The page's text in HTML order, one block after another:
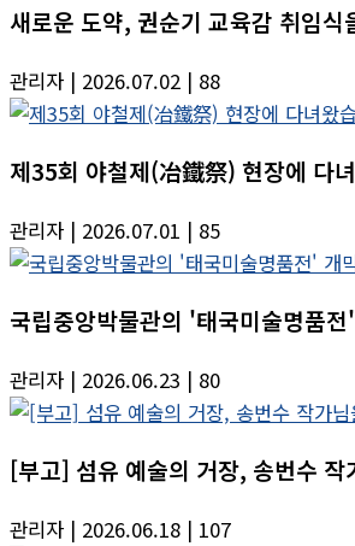
새로운 도약, 권순기 교육감 취임식
관리자 | 2026.07.02 | 88
제35회 야철제(冶鐵祭) 현장에 다
관리자 | 2026.07.01 | 85
국립중앙박물관의 '태국미술명품
관리자 | 2026.06.23 | 80
[부고] 섬유 예술의 거장, 송번수 작
관리자 | 2026.06.18 | 107